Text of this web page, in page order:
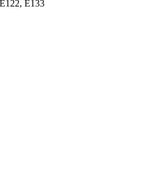
Е133